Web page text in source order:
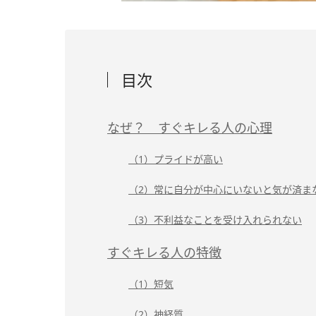
目次
なぜ？ すぐキレる人の心理
（1）プライドが高い
（2）常に自分が中心にいないと気が済ま
（3）不利益なことを受け入れられない
すぐキレる人の特徴
（1）短気